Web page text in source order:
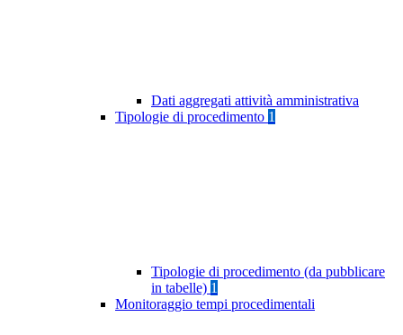
Dati aggregati attività amministrativa
Tipologie di procedimento 1
Tipologie di procedimento (da pubblicare
in tabelle) 1
Monitoraggio tempi procedimentali